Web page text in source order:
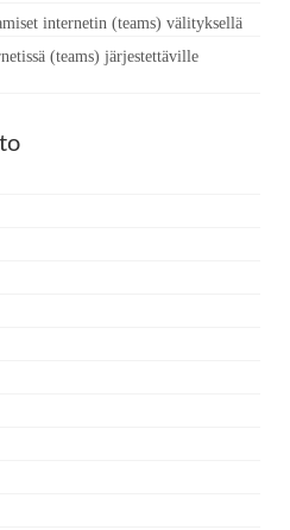
internetin (teams) välityksellä
(teams) järjestettäville